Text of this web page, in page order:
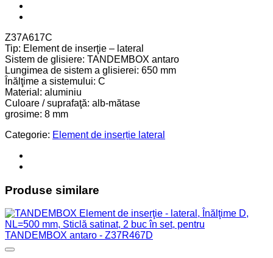
Z37A617C
Tip: Element de inserţie – lateral
Sistem de glisiere: TANDEMBOX antaro
Lungimea de sistem a glisierei: 650 mm
Înălţime a sistemului: C
Material: aluminiu
Culoare / suprafaţă: alb-mătase
grosime: 8 mm
Categorie: Element de inserție lateral
Produse similare